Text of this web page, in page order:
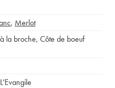
, Merlot
la broche, Côte de boeuf